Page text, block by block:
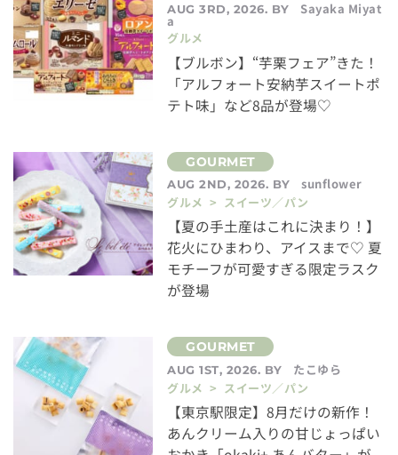
AUG 3RD, 2026. BY Sayaka Miyat
a
グルメ
【ブルボン】“芋栗フェア”きた！
「アルフォート安納芋スイートポ
テト味」など8品が登場♡
AUG 2ND, 2026. BY
sunflower
グルメ > スイーツ／パン
【夏の手土産はこれに決まり！】
花火にひまわり、アイスまで♡ 夏
モチーフが可愛すぎる限定ラスク
が登場
AUG 1ST, 2026. BY
たこゆら
グルメ > スイーツ／パン
【東京駅限定】8月だけの新作！
あんクリーム入りの甘じょっぱい